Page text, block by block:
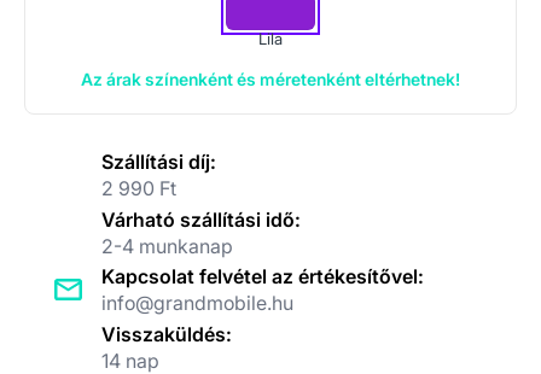
Lila
Az árak színenként és méretenként eltérhetnek!
Szállítási díj:
2 990 Ft
Várható szállítási idő:
2-4 munkanap
Kapcsolat felvétel az értékesítővel:
info@grandmobile.hu
Visszaküldés:
14 nap